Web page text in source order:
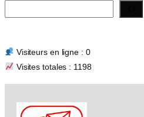
Visiteurs en ligne : 0
Visites totales : 1198